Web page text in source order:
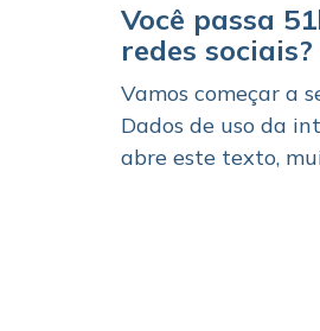
Você passa
redes sociais?
Vamos começar a
Dados de uso da
abre este texto,